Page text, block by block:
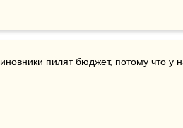
иновники пилят бюджет, потому что у